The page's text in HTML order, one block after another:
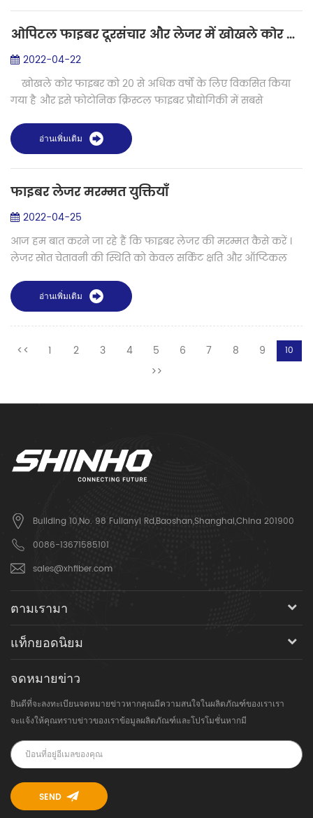
ओपिटल फाइबर दूरसंचार और लेजर में खोखले कोर फाइबर
2022-04-22
खोखले कोर फाइबर को 20 से अधिक वर्षों के लिए विकसित किया
गया है और इसे फोटोनिक क्रिस्टल फाइबर प्रौद्योगिकी में सबसे
क्र...
อ่านเพิ่มเติม
फाइबर लेजर मरम्मत युक्तियाँ
2022-04-25
आज हम बात करने जा रहे हैं कि फाइबर लेजर की मरम्मत कैसे करें ।
लेजर स्रोत चेतावनी की स्थिति को केवल सर्किट क्षति और ऑप्टिकल
पर सर्किट...อ่านเพิ่มเติม
<< 1 2 3 4 5 6 7 8 9 10
>>
Building 10,No. 98 Fulianyi Rd,Baoshan,Shanghai,China 201900
0086-13671585101
sales@xhfiber.com
ตามเรามา
แท็กยอดนิยม
จดหมายข่าว
ยินดีที่จะลงทะเบียนจดหมายข่าวหากคุณมีความสนใจในผลิตภัณฑ์ของเราเรา
จะแจ้งให้คุณทราบข่าวของเราข้อมูลผลิตภัณฑ์และโปรโมชั่นหากมี